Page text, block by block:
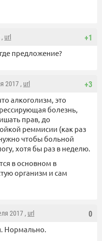
+1
url
предложение?
+3
2017 , url
алкоголизм, это
болезнь,
прав, до
реммисии (как раз
чтобы больной
хотя бы раз в неделю.
в основном в
организм и сам
0
2017 , url
Нормально.